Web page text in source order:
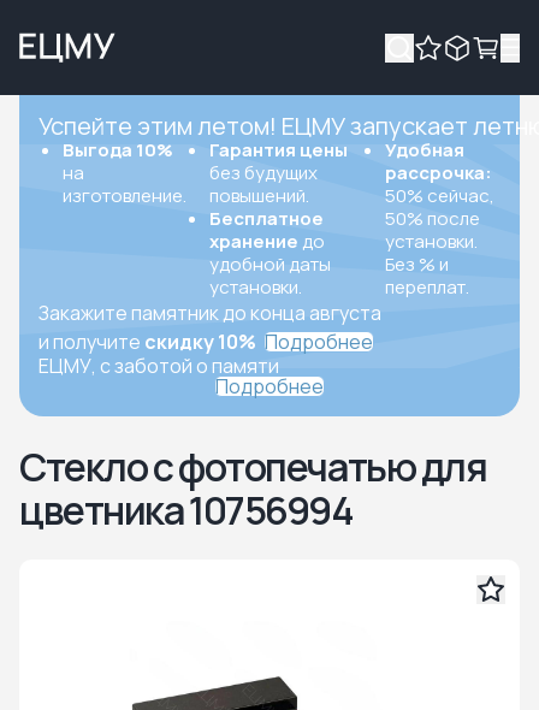
Успейте этим летом! ЕЦМУ запускает
Выгода 10%
на
изготовление.
Гарантия цены
без будущих
повышений.
Бесплатное
хранение до
удобной даты
установки.
Удобная
рассрочка:
50% сейчас,
50% после
установки.
Без % и
переплат.
Закажите памятник до конца августа
и получите скидку 10% Подробнее
ЕЦМУ, с заботой о памяти
Подробнее
Стекло с фотопечатью для
цветника 10756994